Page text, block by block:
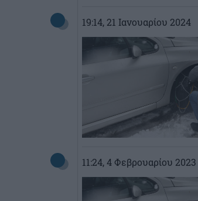
19:14, 21 Ιανουαρίου 2024
11:24, 4 Φεβρουαρίου 2023